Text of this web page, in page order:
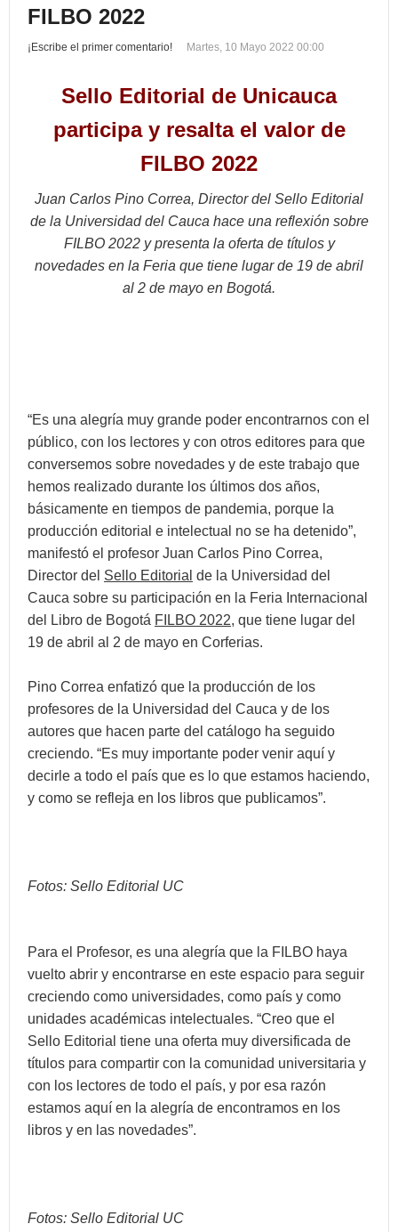
FILBO 2022
¡Escribe el primer comentario! Martes, 10 Mayo 2022 00:00
Sello Editorial de Unicauca
participa y resalta el valor de
FILBO 2022
Juan Carlos Pino Correa, Director del Sello Editorial
de la Universidad del Cauca hace una reflexión sobre
FILBO 2022 y presenta la oferta de títulos y
novedades en la Feria que tiene lugar de 19 de abril
al 2 de mayo en Bogotá.
“Es una alegría muy grande poder encontrarnos con el
público, con los lectores y con otros editores para que
conversemos sobre novedades y de este trabajo que
hemos realizado durante los últimos dos años,
básicamente en tiempos de pandemia, porque la
producción editorial e intelectual no se ha detenido”,
manifestó el profesor Juan Carlos Pino Correa,
Director del Sello Editorial de la Universidad del
Cauca sobre su participación en la Feria Internacional
del Libro de Bogotá FILBO 2022, que tiene lugar del
19 de abril al 2 de mayo en Corferias.
Pino Correa enfatizó que la producción de los
profesores de la Universidad del Cauca y de los
autores que hacen parte del catálogo ha seguido
creciendo. “Es muy importante poder venir aquí y
decirle a todo el país que es lo que estamos haciendo,
y como se refleja en los libros que publicamos”.
Fotos: Sello Editorial UC
Para el Profesor, es una alegría que la FILBO haya
vuelto abrir y encontrarse en este espacio para seguir
creciendo como universidades, como país y como
unidades académicas intelectuales. “Creo que el
Sello Editorial tiene una oferta muy diversificada de
títulos para compartir con la comunidad universitaria y
con los lectores de todo el país, y por esa razón
estamos aquí en la alegría de encontramos en los
libros y en las novedades”.
Fotos: Sello Editorial UC